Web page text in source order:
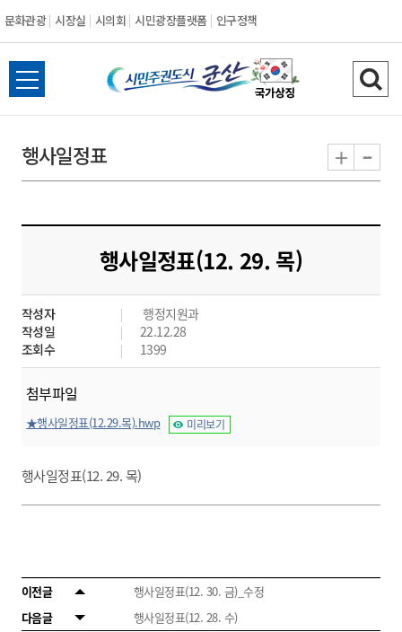
문화관광 시장실 시의회 시민광장플랫폼 인구정책
시
민
도
시
군
산
전
체
뉴
열
검
색
기
행사일정표 + -
행사일정표(12. 29. 목)
작성자
행정지원과
작성일
22.12.28
조회수
1399
첨부파일
★행사일정표(12.29.목).hwp 미리보기
행사일정표(12. 29. 목)
이전글
행사일정표(12. 30. 금)_수정
다음글
행사일정표(12. 28. 수)